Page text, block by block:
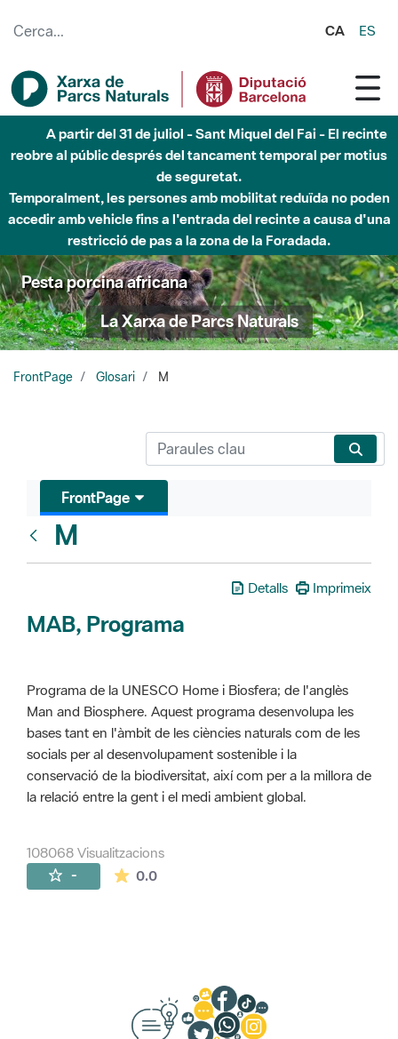
CA ES
A partir del 31 de juliol - Sant Miquel del Fai - El recinte
reobre al públic després del tancament temporal per motius
de seguretat.
Temporalment, les persones amb mobilitat reduïda no poden
accedir amb vehicle fins a l'entrada del recinte a causa d'una
restricció de pas a la zona de la Foradada.
Pesta porcina africana
La Xarxa de Parcs Naturals
FrontPage Glosari M
FrontPage
M
Detalls Imprimeix
MAB, Programa
Programa de la UNESCO Home i Biosfera; de l'anglès
Man and Biosphere. Aquest programa desenvolupa les
bases tant en l'àmbit de les ciències naturals com de les
socials per al desenvolupament sostenible i la
conservació de la biodiversitat, així com per a la millora de
la relació entre la gent i el medi ambient global.
108068 Visualitzacions
- 0.0La mitjana de les valoracions és de 0